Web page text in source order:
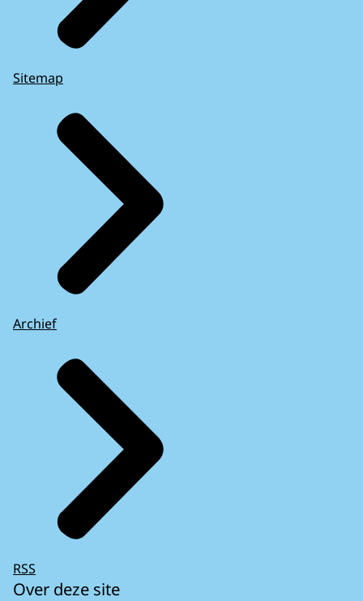
Sitemap
Archief
RSS
Over deze site